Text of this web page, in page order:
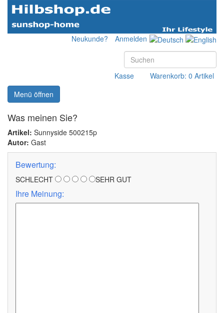
Neukunde? Anmelden
Kasse
Warenkorb: 0 Artikel
Menü öffnen
Was meinen Sie?
Artikel: Sunnyside 500215p
Autor: Gast
Bewertung:
SCHLECHT SEHR GUT
Ihre Meinung: